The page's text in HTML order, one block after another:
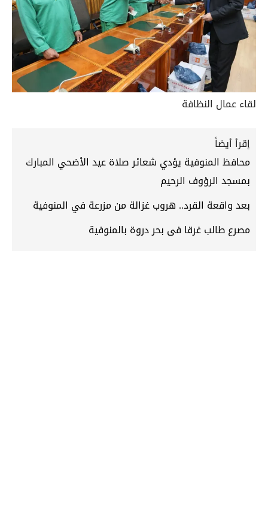
لقاء عمال النظافة
إقرأ أيضاً
محافظ المنوفية يؤدي شعائر صلاة عيد الأضحي المبارك
بمسجد الرؤوف الرحيم
بعد واقعة القرد.. هروب غزالة من مزرعة في المنوفية
مصرع طالب غرقا فى بحر دروة بالمنوفية